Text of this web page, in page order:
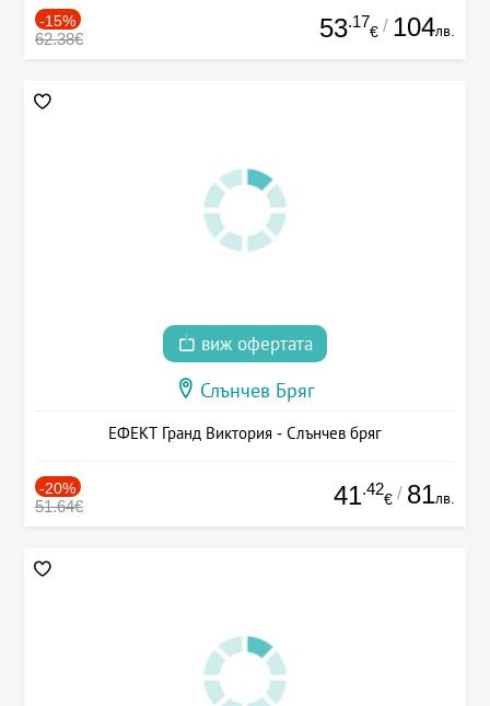
-15%
62.38€ 53.17
€ / 104лв.
виж офертата
Слънчев Бряг
ЕФЕКТ Гранд Виктория - Слънчев бряг
-20%
51.64€ 41.42
€ / 81лв.